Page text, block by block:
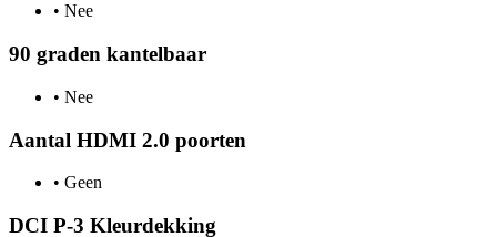
• Nee
90 graden kantelbaar
• Nee
Aantal HDMI 2.0 poorten
• Geen
DCI P-3 Kleurdekking